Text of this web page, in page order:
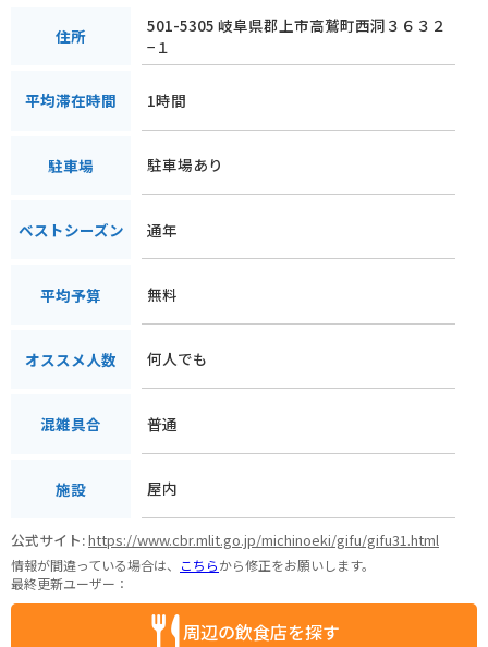
住所
501-5305 岐阜県郡上市高鷲町西洞３６３２
−１
平均滞在時間 1時間
駐車場 駐車場あり
ベストシーズン 通年
平均予算 無料
オススメ人数 何人でも
混雑具合 普通
施設 屋内
公式サイト:https://www.cbr.mlit.go.jp/michinoeki/gifu/gifu31.html
情報が間違っている場合は、 こちらから修正をお願いします。
最終更新ユーザー：
周辺の飲食店を探す